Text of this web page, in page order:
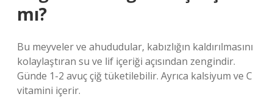
mı?
Bu meyveler ve ahududular, kabızlığın kaldırılmasını
kolaylaştıran su ve lif içeriği açısından zengindir.
Günde 1-2 avuç çiğ tüketilebilir. Ayrıca kalsiyum ve C
vitamini içerir.